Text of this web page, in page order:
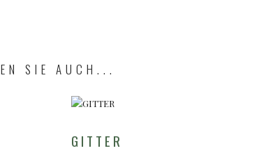
SIE AUCH...
GITTER